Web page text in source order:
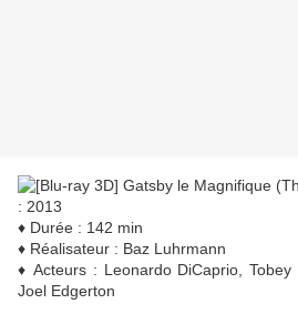
: 2013
♦ Durée : 142 min
♦ Réalisateur : Baz Luhrmann
♦ Acteurs : Leonardo DiCaprio, Tobey
Joel Edgerton